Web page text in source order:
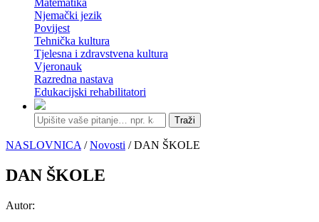
Matematika
Njemački jezik
Povijest
Tehnička kultura
Tjelesna i zdravstvena kultura
Vjeronauk
Razredna nastava
Edukacijski rehabilitatori
Traži
NASLOVNICA /Novosti / DAN ŠKOLE
DAN ŠKOLE
Autor: